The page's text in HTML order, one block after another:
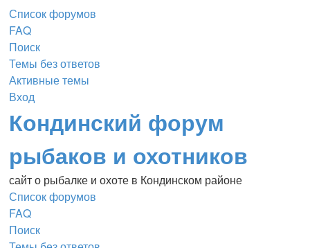
Список форумов
FAQ
Поиск
Темы без ответов
Активные темы
Вход
Кондинский форум
рыбаков и охотников
сайт о рыбалке и охоте в Кондинском районе
Список форумов
FAQ
Поиск